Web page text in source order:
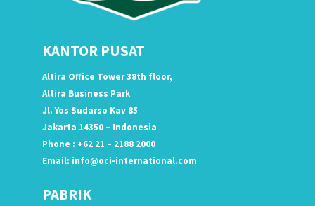
KANTOR PUSAT
Altira Office Tower 38th floor,
Altira Business Park
Jl. Yos Sudarso Kav 85
Jakarta 14350 – Indonesia
Phone : +62 21 – 2188 2000
Email: info@oci-international.com
PABRIK